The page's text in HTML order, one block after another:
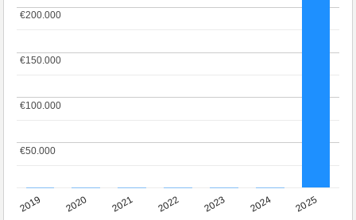
2019 2020 2021 2022 2023 2024 2025
€50.000
€50.000
€100.000
€100.000
€150.000
€150.000
€200.000
€200.000